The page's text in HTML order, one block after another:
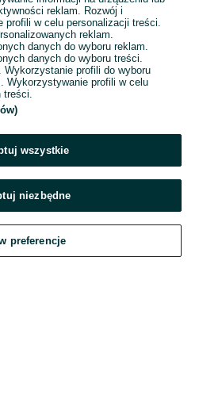
się
z dostawców wskazanych powyżej,
OLX.pl w jego aktualnym brzmieniu.
reklam. Rozwój i
profili w celu personalizacji treści.
reklam.
danych do wyboru reklam.
danych do wyboru treści.
profili do wyboru
Wykorzystywanie profili w celu
wszystkie
niezbędne
preferencje